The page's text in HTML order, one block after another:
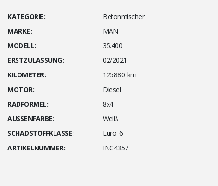
KATEGORIE:
Betonmischer
MARKE:
MAN
MODELL:
35.400
ERSTZULASSUNG:
02/2021
KILOMETER:
125880 km
MOTOR:
Diesel
RADFORMEL:
8x4
AUSSENFARBE:
Weiß
SCHADSTOFFKLASSE:
Euro 6
ARTIKELNUMMER:
INC4357